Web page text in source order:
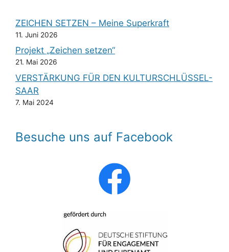
ZEICHEN SETZEN – Meine Superkraft
11. Juni 2026
Projekt „Zeichen setzen“
21. Mai 2026
VERSTÄRKUNG FÜR DEN KULTURSCHLÜSSEL-
SAAR
7. Mai 2024
Besuche uns auf Facebook